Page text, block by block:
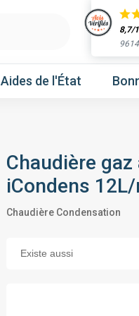
8,7/
Obtenir un
Prenez un
Aides de l'État
Chaudière
iCondens
Chaudière Condensation